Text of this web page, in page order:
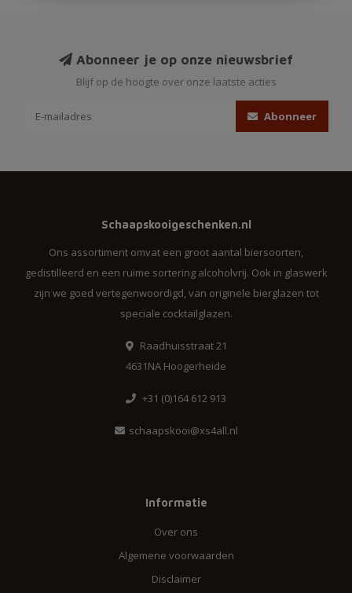
Abonneer je op onze nieuwsbrief
Blijf op de hoogte over onze laatste acties
Abonneer
Schaapskooigeschenken.nl
Ons assortiment omvat een groot aantal biersoorten,
gedistilleerd en een ruime sortering alcoholvrij. Ook in glaswerk
zijn we goed vertegenwoordigd, van originele bierglazen tot
speciale cocktailglazen.
Raadhuisstraat 21
4631NA Hoogerheide
+31 (0)164 612 913
schaapskooi@xs4all.nl
Informatie
Over ons
Algemene voorwaarden
Disclaimer